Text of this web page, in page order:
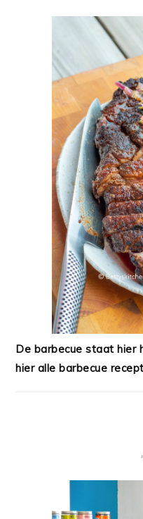
De barbecue staat hier
hier alle barbecue